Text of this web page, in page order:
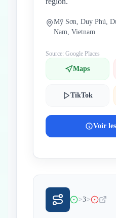
Mỹ Sơn, Duy Phú,
Nam, Vietnam
Source: Google Places
Maps
TikTok
Voir
>3>